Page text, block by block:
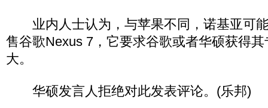
业内人士认为，与苹果不同，诺基亚可
售谷歌Nexus 7，它要求谷歌或者华硕获得
大。
华硕发言人拒绝对此发表评论。(乐邦)